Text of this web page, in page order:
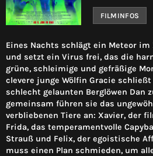
FILMINFOS
Eines Nachts schlägt ein Meteor im
und setzt ein Virus frei, das die
grüne, schleimige und gefräßige
clevere junge Wölfin Gracie
schlecht gelaunten Berglöwen Dan
gemeinsam führen sie das
verbliebenen Tiere an: Xavier, der
Frida, das temperamentvolle
Strauß und Felix, der egoistische
muss einen Plan schmieden, um